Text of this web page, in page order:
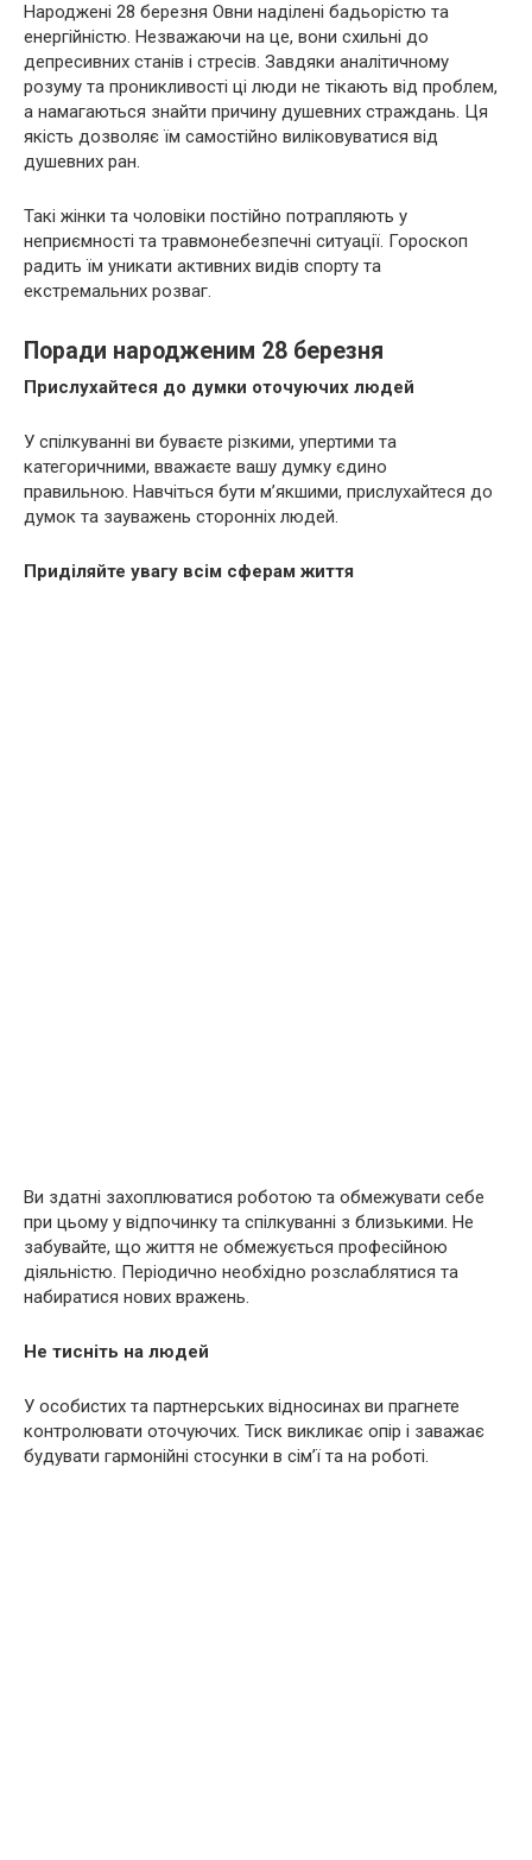
Народжені 28 березня Овни наділені бадьорістю та
енергійністю. Незважаючи на це, вони схильні до
депресивних станів і стресів. Завдяки аналітичному
розуму та проникливості ці люди не тікають від проблем,
а намагаються знайти причину душевних страждань. Ця
якість дозволяє їм самостійно виліковуватися від
душевних ран.
Такі жінки та чоловіки постійно потрапляють у
неприємності та травмонебезпечні ситуації. Гороскоп
радить їм уникати активних видів спорту та
екстремальних розваг.
Поради народженим 28 березня
Прислухайтеся до думки оточуючих людей
У спілкуванні ви буваєте різкими, упертими та
категоричними, вважаєте вашу думку єдино
правильною. Навчіться бути м’якшими, прислухайтеся до
думок та зауважень сторонніх людей.
Приділяйте увагу всім сферам життя
Ви здатні захоплюватися роботою та обмежувати себе
при цьому у відпочинку та спілкуванні з близькими. Не
забувайте, що життя не обмежується професійною
діяльністю. Періодично необхідно розслаблятися та
набиратися нових вражень.
Не тисніть на людей
У особистих та партнерських відносинах ви прагнете
контролювати оточуючих. Тиск викликає опір і заважає
будувати гармонійні стосунки в сім’ї та на роботі.